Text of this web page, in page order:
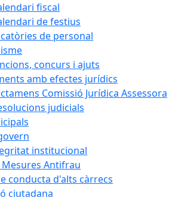
fiscal
de festius
de personal
concurs i ajuts
amb efectes jurídics
Comissió Jurídica Assessora
judicials
institucional
Mesures Antifrau
conducta d'alts càrrecs
ciutadana